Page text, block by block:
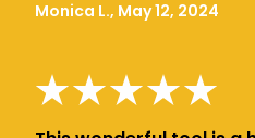
Monica L., May 12, 2024